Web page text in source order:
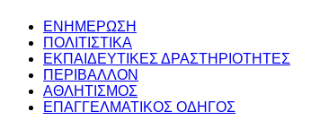
ΕΝΗΜΕΡΩΣΗ
ΠΟΛΙΤΙΣΤΙΚΑ
ΕΚΠΑΙΔΕΥΤΙΚΕΣ ΔΡΑΣΤΗΡΙΟΤΗΤΕΣ
ΠΕΡΙΒΑΛΛΟΝ
ΑΘΛΗΤΙΣΜΟΣ
ΕΠΑΓΓΕΛΜΑΤΙΚΟΣ ΟΔΗΓΟΣ